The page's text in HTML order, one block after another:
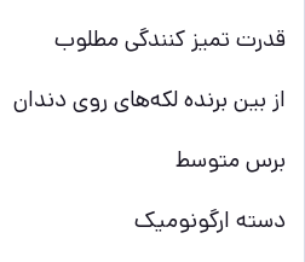
قدرت تمیز کنندگی مطلوب
از بین برنده لکه‌های روی دندان
برس متوسط
دسته ارگونومیک